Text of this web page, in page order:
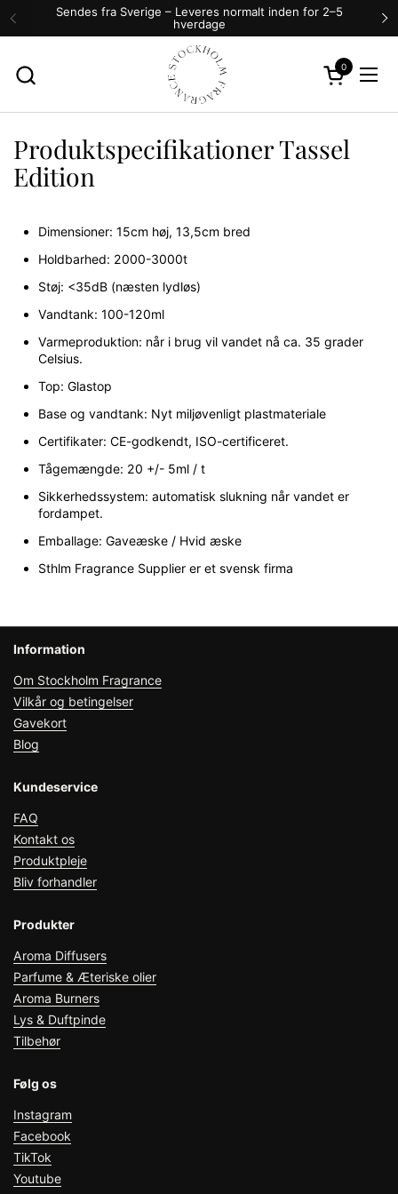
Gå til indhold
Forrige
Sendes fra Sverige – Leveres normalt inden for 2–5
hverdage
Åben vogn
0
Åbn
Produktspecifikationer Tassel
Edition
Dimensioner: 15cm høj, 13,5cm bred
Holdbarhed: 2000-3000t
Støj: <35dB (næsten lydløs)
Vandtank: 100-120ml
Varmeproduktion: når i brug vil vandet nå ca. 35 grader
Celsius.
Top: Glastop
Base og vandtank: Nyt miljøvenligt plastmateriale
Certifikater: CE-godkendt, ISO-certificeret.
Tågemængde: 20 +/- 5ml / t
Sikkerhedssystem: automatisk slukning når vandet er
fordampet.
Emballage: Gaveæske / Hvid æske
Sthlm Fragrance Supplier er et svensk firma
Information
Om Stockholm Fragrance
Vilkår og betingelser
Gavekort
Blog
Kundeservice
FAQ
Kontakt os
Produktpleje
Bliv forhandler
Produkter
Aroma Diffusers
Parfume & Æteriske olier
Aroma Burners
Lys & Duftpinde
Tilbehør
Følg os
Instagram
Facebook
TikTok
Youtube